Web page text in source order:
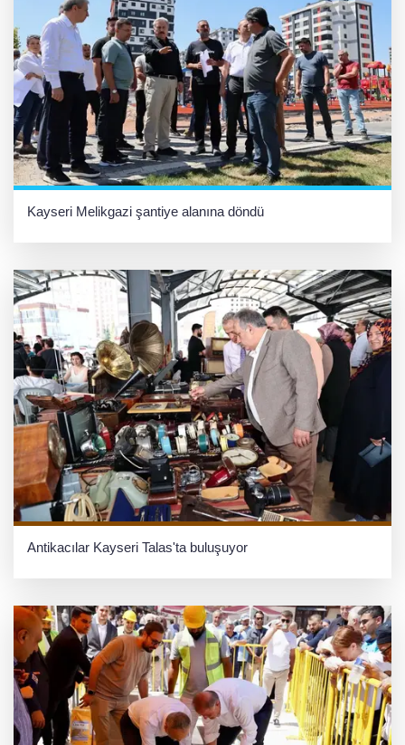
Kayseri Melikgazi şantiye alanına döndü
Antikacılar Kayseri Talas'ta buluşuyor